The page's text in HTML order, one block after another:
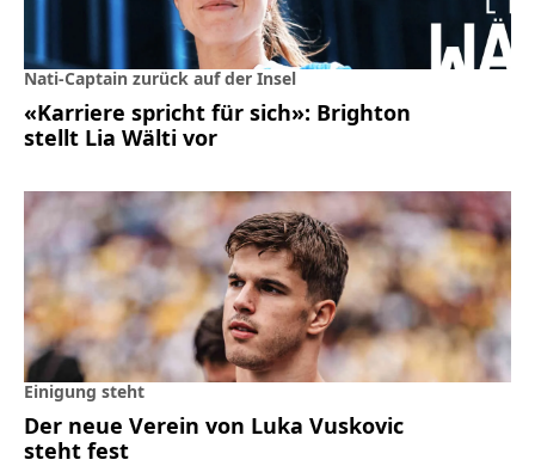
Nati-Captain zurück auf der Insel
«Karriere spricht für sich»: Brighton
stellt Lia Wälti vor
Einigung steht
Der neue Verein von Luka Vuskovic
steht fest